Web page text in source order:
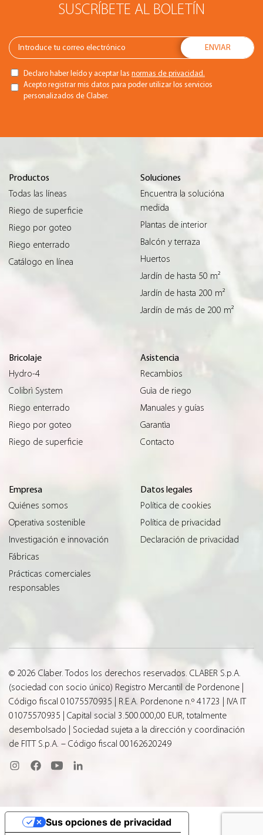
SUSCRÍBETE AL BOLETÍN
Declaro haber leído y aceptar las normas de privacidad.
Acepto registrar mis datos para poder utilizar los servicios
personalizados de Claber.
Productos
Todas las líneas
Riego de superficie
Riego por goteo
Riego enterrado
Catálogo en línea
Soluciones
Encuentra la solucióna
medida
Plantas de interior
Balcón y terraza
Huertos
Jardín de hasta 50 m²
Jardín de hasta 200 m²
Jardín de más de 200 m²
Bricolaje
Hydro-4
Colibrì System
Riego enterrado
Riego por goteo
Riego de superficie
Asistencia
Recambios
Guìa de riego
Manuales y guías
Garantìa
Contacto
Empresa
Quiénes somos
Operativa sostenible
Investigación e innovación
Fábricas
Prácticas comerciales
responsables
Datos legales
Política de cookies
Política de privacidad
Declaración de privacidad
© 2026 Claber. Todos los derechos reservados. CLABER S.p.A.
(sociedad con socio único) Registro Mercantil de Pordenone |
Código fiscal 01075570935 | R.E.A. Pordenone n.º 41723 | IVA IT
01075570935 | Capital social 3.500.000,00 EUR, totalmente
desembolsado | Sociedad sujeta a la dirección y coordinación
de FITT S.p.A. – Código fiscal 00162620249
Sus opciones de privacidad